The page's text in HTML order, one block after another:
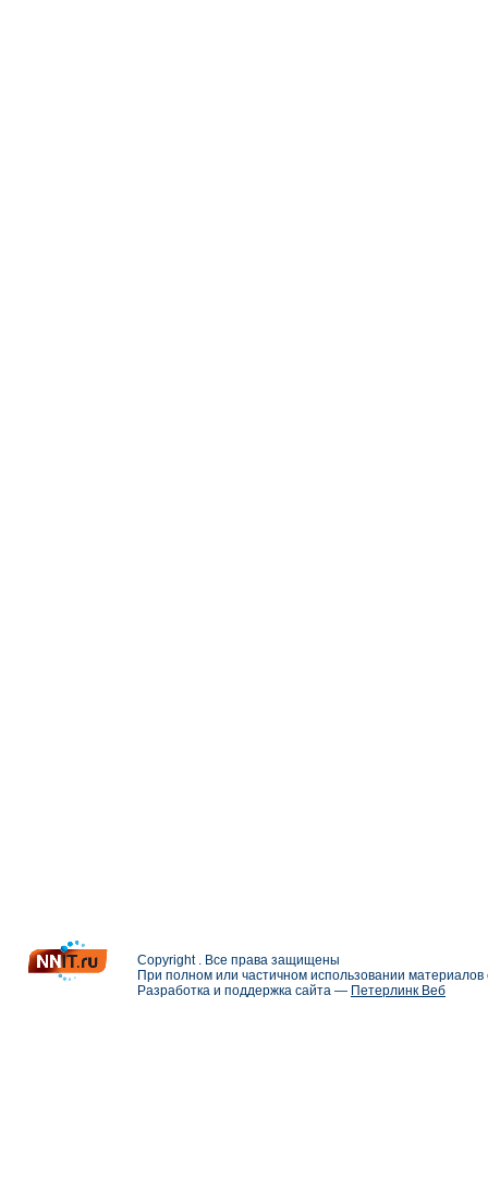
Copyright . Все права защищены
При полном или частичном использовании
Разработка и поддержка сайта — Петерлинк Веб